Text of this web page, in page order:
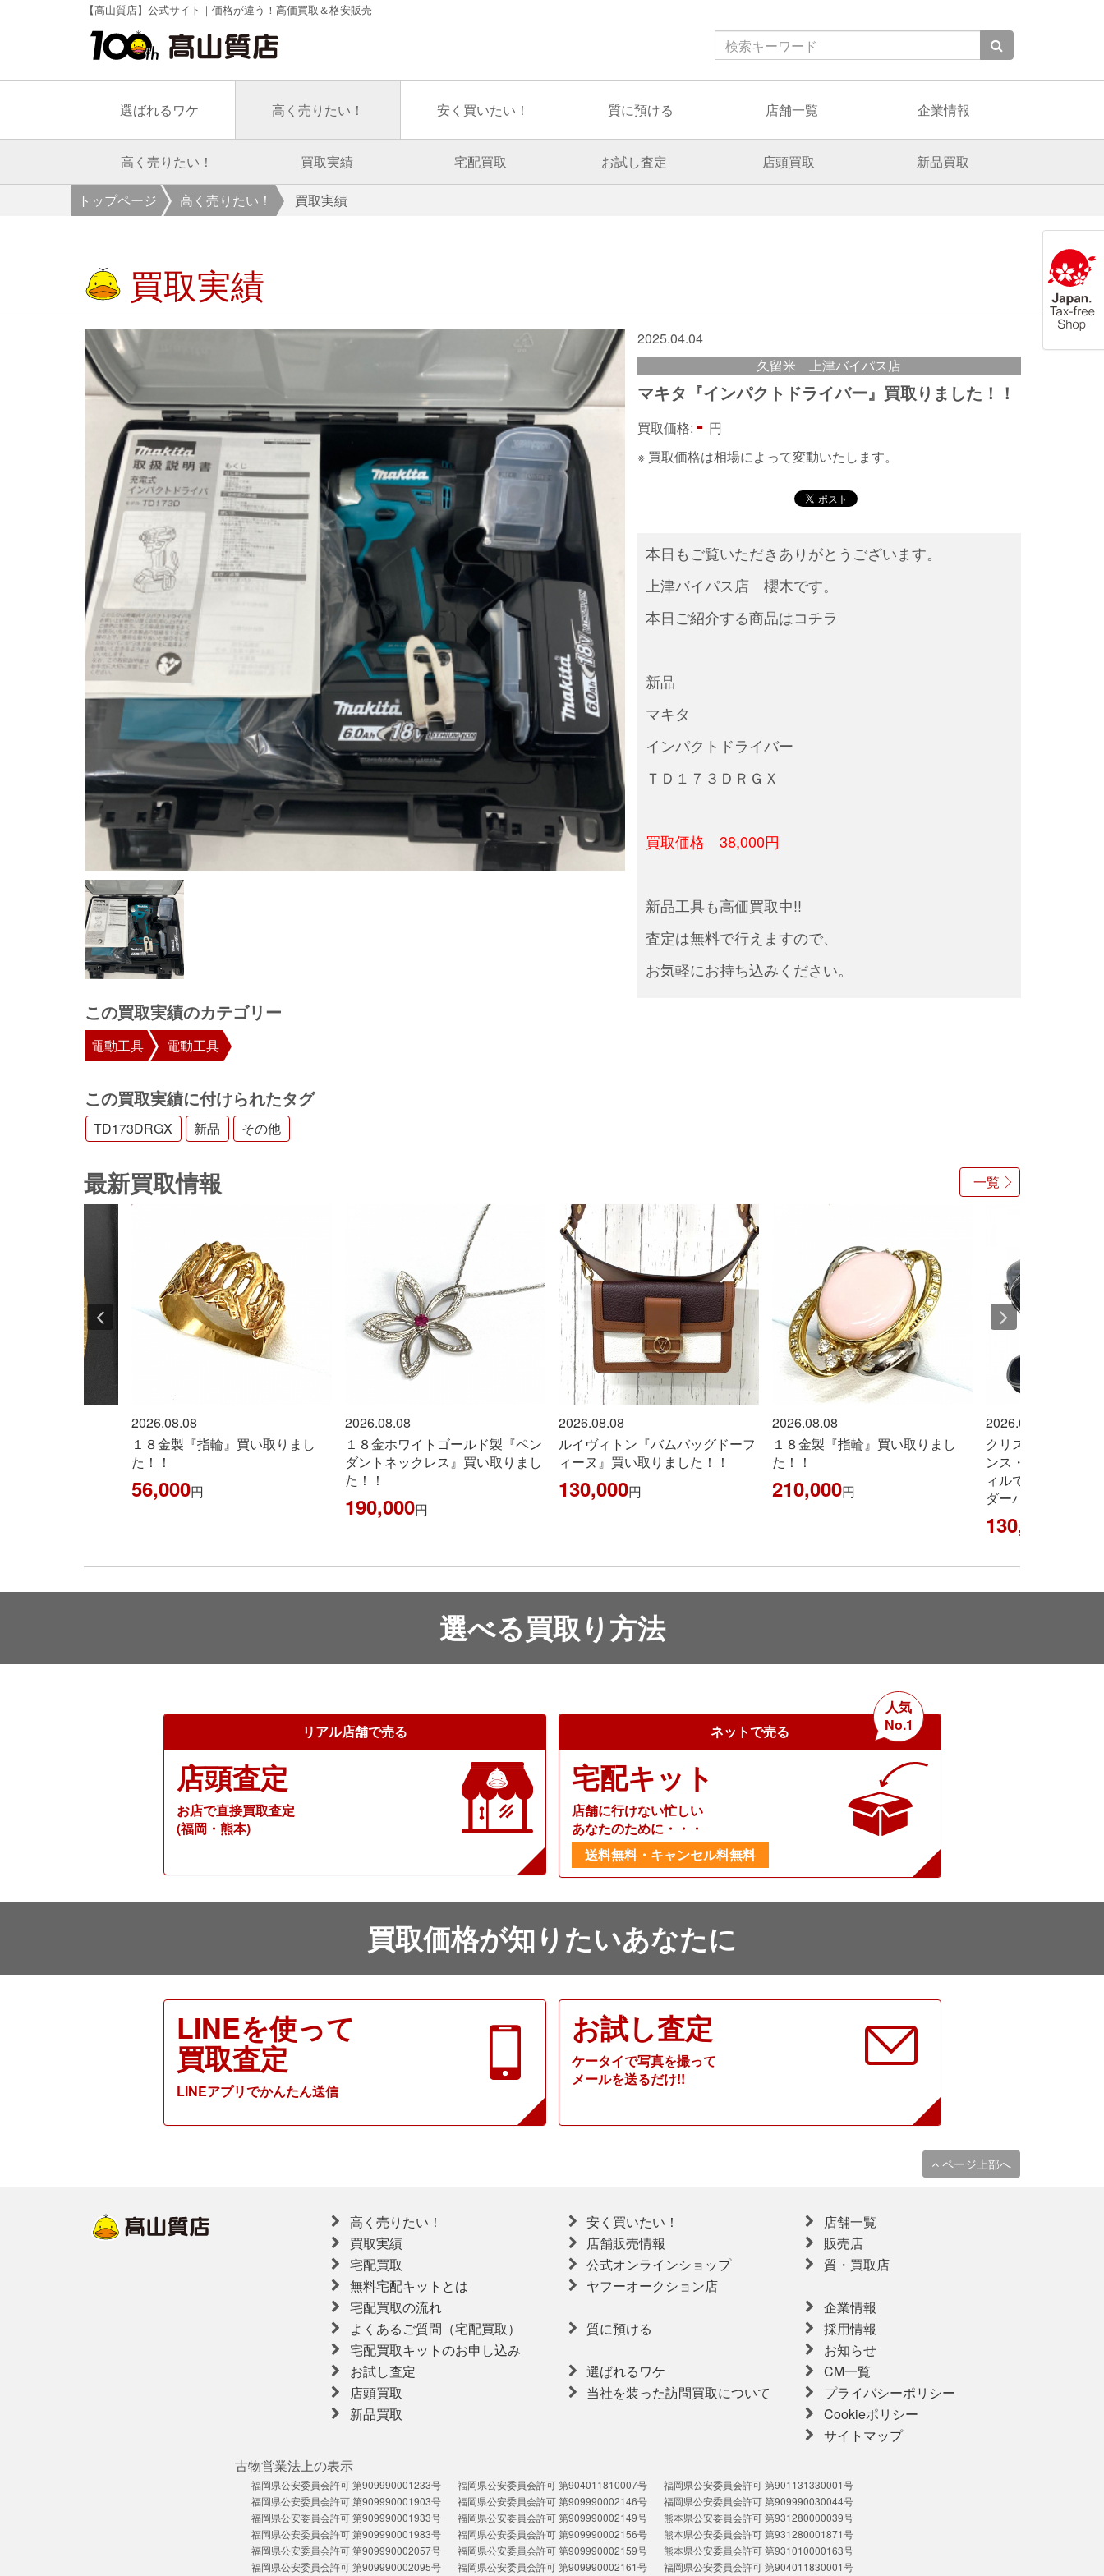
【高山質店】公式サイト｜価格が違う！高価買取＆格安販売
選ばれるワケ 高く売りたい！ 安く買いたい！ 質に預ける 店舗一覧 企業情報
高く売りたい！ 買取実績 宅配買取 お試し査定 店頭買取 新品買取
トップページ 高く売りたい！ 買取実績
買取実績
2025.04.04
久留米 上津バイパス店
マキタ『インパクトドライバー』買取りました！！
買取価格:- 円
※ 買取価格は相場によって変動いたします。
本日もご覧いただきありがとうございます。
上津バイパス店 櫻木です。
本日ご紹介する商品はコチラ
新品
マキタ
インパクトドライバー
ＴＤ１７３ＤＲＧＸ
買取価格 38,000円
新品工具も高価買取中!!
査定は無料で行えますので、
お気軽にお持ち込みください。
この買取実績のカテゴリー
電動工具 電動工具
この買取実績に付けられたタグ
TD173DRGX 新品 その他
一覧
最新買取情報
2026.08.08
１８金ホワイトゴールド製『ペン
ダントネックレス』買い取りまし
た！！
190,000
2026.08.08
ルイヴィトン『バムバッグドーフ
ィーヌ』買い取りました！！
130,000
2026.08.08
１８金製『指輪』買い取りまし
た！！
210,000
2026.08.08
クリスチャン・ディオールはフラ
ンス・ノルマンディー州グランヴ
ィルで生まれ『ディオールショル
ダーバッグ』買い取りました！！
2026.08.08
シャネル『
ル キャビアス
した！！
670,000
選べる買取り方法
リアル店舗で売る
店頭査定
お店で直接買取査定
(福岡・熊本)
ネットで売る
人気
No.1
宅配キット
店舗に行けない忙しい
あなたのために・・・
送料無料・キャンセル料無料
買取価格が知りたいあなたに
LINEを使って
買取査定
LINEアプリでかんたん送信
お試し査定
ケータイで写真を撮って
メールを送るだけ!!
ページ上部へ
高く売りたい！
買取実績
宅配買取
無料宅配キットとは
宅配買取の流れ
よくあるご質問（宅配買取）
宅配買取キットのお申し込み
お試し査定
店頭買取
新品買取
安く買いたい！
店舗販売情報
公式オンラインショップ
ヤフーオークション店
質に預ける
選ばれるワケ
当社を装った訪問買取について
店舗一覧
販売店
質・買取店
企業情報
採用情報
お知らせ
CM一覧
プライバシーポリシー
Cookieポリシー
サイトマップ
古物営業法上の表示
福岡県公安委員会許可 第909990001233号
福岡県公安委員会許可 第909990001903号
福岡県公安委員会許可 第909990001933号
福岡県公安委員会許可 第909990001983号
福岡県公安委員会許可 第909990002057号
福岡県公安委員会許可 第909990002095号
福岡県公安委員会許可 第904011810007号
福岡県公安委員会許可 第909990002146号
福岡県公安委員会許可 第909990002149号
福岡県公安委員会許可 第909990002156号
福岡県公安委員会許可 第909990002159号
福岡県公安委員会許可 第909990002161号
福岡県公安委員会許可 第901131330001号
福岡県公安委員会許可 第909990030044号
熊本県公安委員会許可 第931280000039号
熊本県公安委員会許可 第931280001871号
熊本県公安委員会許可 第931010000163号
福岡県公安委員会許可 第904011830001号